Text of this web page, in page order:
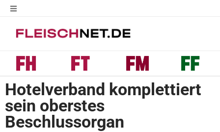
Hotelverband komplettiert
sein oberstes
Beschlussorgan